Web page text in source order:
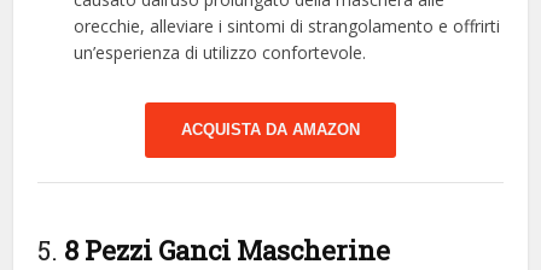
orecchie, alleviare i sintomi di strangolamento e offrirti
un’esperienza di utilizzo confortevole.
ACQUISTA DA AMAZON
5. 8 Pezzi Ganci Mascherine